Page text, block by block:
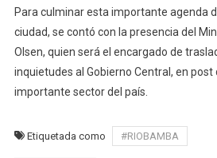
Para culminar esta importante agenda
ciudad, se contó con la presencia del
Olsen, quien será el encargado de
inquietudes al Gobierno Central, en
importante sector del país.
Etiquetada como #RIOBAMBA